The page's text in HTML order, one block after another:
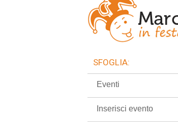
SFOGLIA:
Eventi
Inserisci evento